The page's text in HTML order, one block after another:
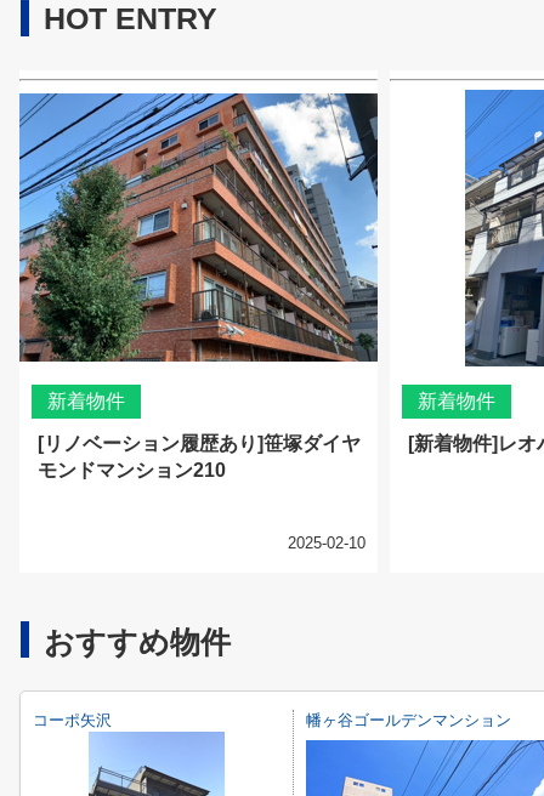
HOT ENTRY
新着物件
[リノベーション履歴あり]笹塚ダイヤ
モンドマンション210
2025-02-10
新着物件
[新着物件]レオ
おすすめ物件
コーポ矢沢 幡ヶ谷ゴールデンマンション